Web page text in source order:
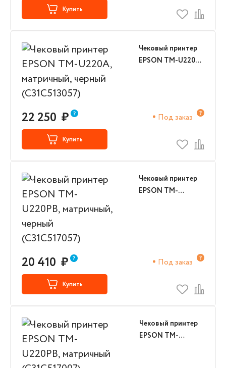
Купить
Чековый принтер
EPSON TM-U220A,
22 250 ₽ Под заказ
Купить
Чековый принтер
EPSON TM-
20 410 ₽ Под заказ
Купить
Чековый принтер
EPSON TM-